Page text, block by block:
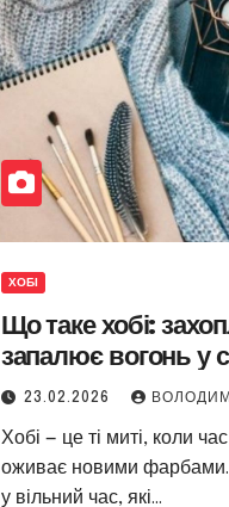
ХОБІ
Що таке хобі:
запалює вогонь у
23.02.2026
Хобі — це ті миті, коли
оживає новими фарбами.
у вільний час, які…